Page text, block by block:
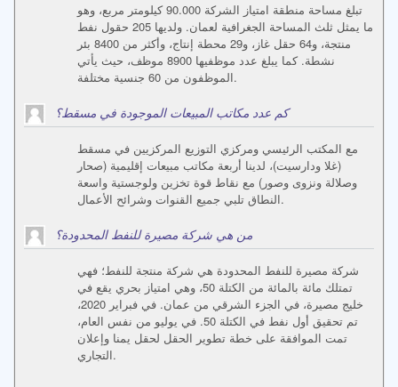
تبلغ مساحة منطقة امتياز الشركة 90.000 كيلومتر مربع، وهو
ما يمثل ثلث المساحة الجغرافية لعمان. ولديها 205 حقول نفط
منتجة، و64 حقل غاز، و29 محطة إنتاج، وأكثر من 8400 بئر
نشطة. كما يبلغ عدد موظفيها 8900 موظف، حيث يأتي
الموظفون من 60 جنسية مختلفة.
كم عدد مكاتب المبيعات الموجودة في مسقط؟
مع المكتب الرئيسي ومركزي التوزيع المركزيين في مسقط
(غلا ودارسيت)، لدينا أربعة مكاتب مبيعات إقليمية (صحار
وصلالة ونزوى وصور) مع نقاط قوة تخزين ولوجستية واسعة
النطاق تلبي جميع القنوات وشرائح الأعمال.
من هي شركة مصيرة للنفط المحدودة؟
شركة مصيرة للنفط المحدودة هي شركة منتجة للنفط؛ فهي
تمتلك مائة بالمائة من الكتلة 50، وهي امتياز بحري يقع في
خليج مصيرة، في الجزء الشرقي من عمان. في فبراير 2020،
تم تحقيق أول نفط في الكتلة 50. في يوليو من نفس العام،
تمت الموافقة على خطة تطوير الحقل لحقل يمنا وإعلان
التجاري.